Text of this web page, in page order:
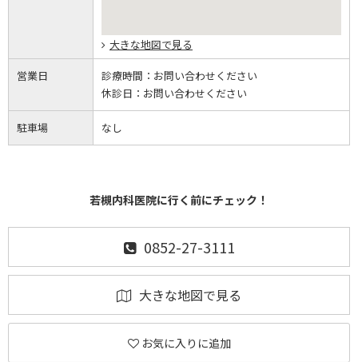
大きな地図で見る
営業日 診療時間： お問い合わせください
休診日： お問い合わせください
駐車場 なし
若槻内科医院に行く前にチェック！
0852-27-3111
大きな地図で見る
お気に入りに追加